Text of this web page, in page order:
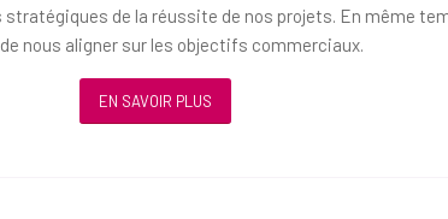
de la réussite de nos projets. En même
nous aligner sur les objectifs commerciaux.
EN SAVOIR PLUS